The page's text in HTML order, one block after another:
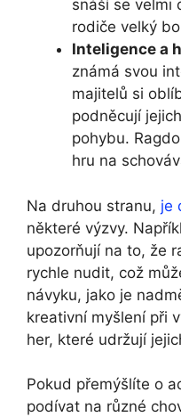
snáší se velmi
rodiče velký
Inteligence a
známá svou
majitelů si
podněcují
pohybu.
hru na
Na druhou stranu, je
některé výzvy.
upozorňují na to, že
rychle nudit, což
návyku, jako je
kreativní myšlení při
her, které udržují
Pokud přemýšlíte o
podívat na různé